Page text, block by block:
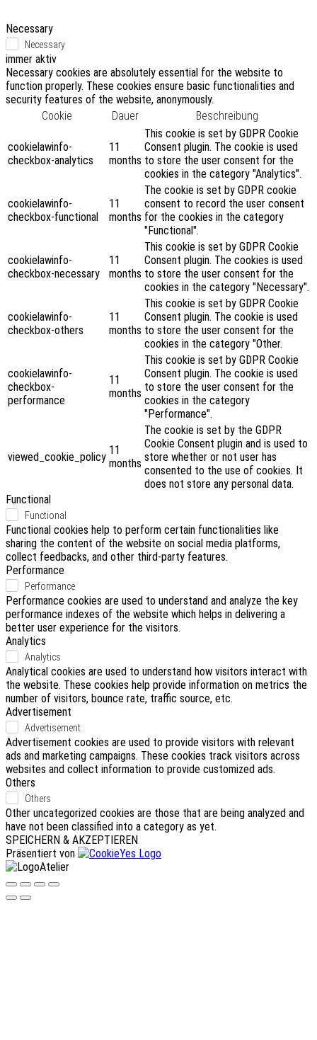
Necessary
Necessary
immer aktiv
Necessary cookies are absolutely essential for the website to
function properly. These cookies ensure basic functionalities and
security features of the website, anonymously.
Cookie
Dauer Beschreibung
cookielawinfo-
checkbox-analytics
11
months
This cookie is set by GDPR Cookie
Consent plugin. The cookie is used
to store the user consent for the
cookies in the category "Analytics".
cookielawinfo-
checkbox-functional
11
months
The cookie is set by GDPR cookie
consent to record the user consent
for the cookies in the category
"Functional".
cookielawinfo-
checkbox-necessary
11
months
This cookie is set by GDPR Cookie
Consent plugin. The cookies is used
to store the user consent for the
cookies in the category "Necessary".
cookielawinfo-
checkbox-others
11
months
This cookie is set by GDPR Cookie
Consent plugin. The cookie is used
to store the user consent for the
cookies in the category "Other.
cookielawinfo-
checkbox-
performance
11
months
This cookie is set by GDPR Cookie
Consent plugin. The cookie is used
to store the user consent for the
cookies in the category
"Performance".
viewed_cookie_policy
11
months
The cookie is set by the GDPR
Cookie Consent plugin and is used to
store whether or not user has
consented to the use of cookies. It
does not store any personal data.
Functional
Functional
Functional cookies help to perform certain functionalities like
sharing the content of the website on social media platforms,
collect feedbacks, and other third-party features.
Performance
Performance
Performance cookies are used to understand and analyze the key
performance indexes of the website which helps in delivering a
better user experience for the visitors.
Analytics
Analytics
Analytical cookies are used to understand how visitors interact with
the website. These cookies help provide information on metrics the
number of visitors, bounce rate, traffic source, etc.
Advertisement
Advertisement
Advertisement cookies are used to provide visitors with relevant
ads and marketing campaigns. These cookies track visitors across
websites and collect information to provide customized ads.
Others
Others
Other uncategorized cookies are those that are being analyzed and
have not been classified into a category as yet.
SPEICHERN & AKZEPTIEREN
Präsentiert von